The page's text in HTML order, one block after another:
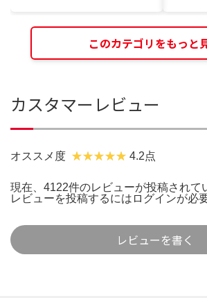
このカテゴリをもっと
カスタマーレビュー
オススメ度 4.2点
現在、4122件のレビューが投稿されて
レビューを投稿するには ログインが必
レビューを書く